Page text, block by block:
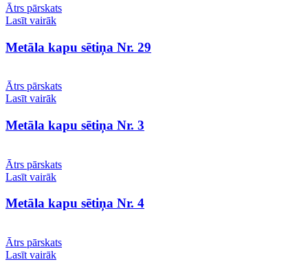
Ātrs pārskats
Lasīt vairāk
Metāla kapu sētiņa Nr. 29
Ātrs pārskats
Lasīt vairāk
Metāla kapu sētiņa Nr. 3
Ātrs pārskats
Lasīt vairāk
Metāla kapu sētiņa Nr. 4
Ātrs pārskats
Lasīt vairāk